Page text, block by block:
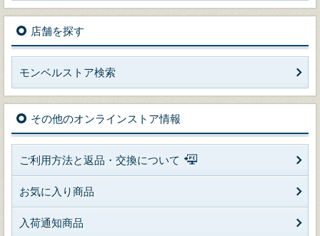
店舗を探す
モンベルストア検索
その他のオンラインストア情報
ご利用方法と返品・交換について
お気に入り商品
入荷通知商品